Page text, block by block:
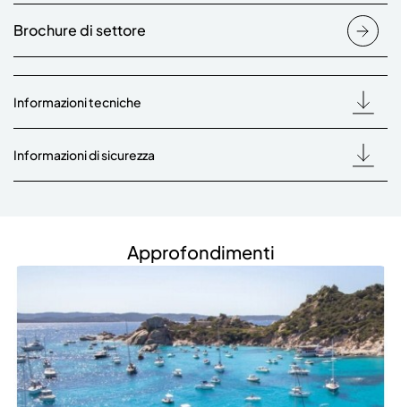
Brochure di settore
Informazioni tecniche
Informazioni di sicurezza
Approfondimenti